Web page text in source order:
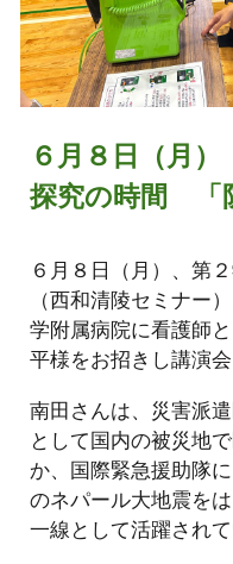
６月８日（月
探究の時間 「
６月８日（月）、第
（西和清陵セミナー
学附属病院に看護師
平様をお招きし講演
南田さんは、災害派
として国内の被災地
か、国際緊急援助隊
のネパール大地震を
一線として活躍されて